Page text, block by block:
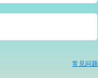
常见问题